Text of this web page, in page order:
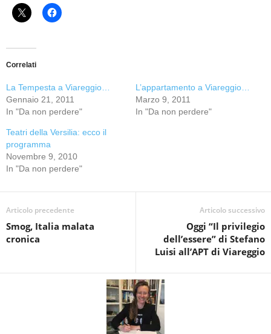
Correlati
La Tempesta a Viareggio…
Gennaio 21, 2011
In "Da non perdere"
L’appartamento a Viareggio…
Marzo 9, 2011
In "Da non perdere"
Teatri della Versilia: ecco il
programma
Novembre 9, 2010
In "Da non perdere"
Articolo precedente
Smog, Italia malata
cronica
Articolo successivo
Oggi “Il privilegio
dell’essere” di Stefano
Luisi all’APT di Viareggio